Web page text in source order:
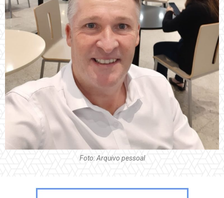
Foto: Arquivo pessoal